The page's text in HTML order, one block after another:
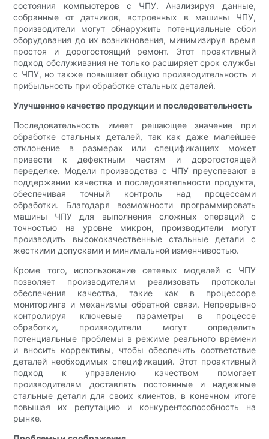
состояния компьютеров с ЧПУ. Анализируя данные,
собранные от датчиков, встроенных в машины ЧПУ,
производители могут обнаружить потенциальные сбои
оборудования до их возникновения, минимизируя время
простоя и дорогостоящий ремонт. Этот проактивный
подход обслуживания не только расширяет срок службы
с ЧПУ, но также повышает общую производительность и
прибыльность при обработке стальных деталей.
Улучшенное качество продукции и последовательность
Последовательность имеет решающее значение при
обработке стальных деталей, так как даже малейшее
отклонение в размерах или спецификациях может
привести к дефектным частям и дорогостоящей
переделке. Модели производства с ЧПУ преуспевают в
поддержании качества и последовательности продукта,
обеспечивая точный контроль над процессами
обработки. Благодаря возможности программировать
машины ЧПУ для выполнения сложных операций с
точностью на уровне микрон, производители могут
производить высококачественные стальные детали с
жесткими допусками и минимальной изменчивостью.
Кроме того, использование сетевых моделей с ЧПУ
позволяет производителям реализовать протоколы
обеспечения качества, такие как в процессоре
мониторинга и механизмы обратной связи. Непрерывно
контролируя ключевые параметры в процессе
обработки, производители могут определить
потенциальные проблемы в режиме реального времени
и вносить коррективы, чтобы обеспечить соответствие
деталей необходимых спецификаций. Этот проактивный
подход к управлению качеством помогает
производителям доставлять постоянные и надежные
стальные детали для своих клиентов, в конечном итоге
повышая их репутацию и конкурентоспособность на
рынке.